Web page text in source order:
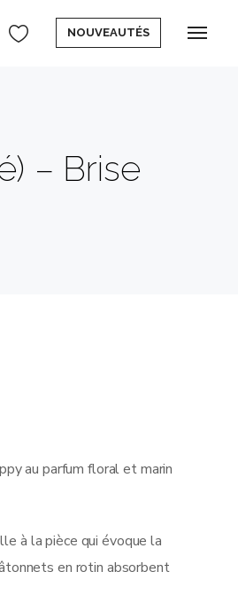
NOUVEAUTÉS
– Brise
au parfum floral et marin
à la pièce qui évoque la
en rotin absorbent